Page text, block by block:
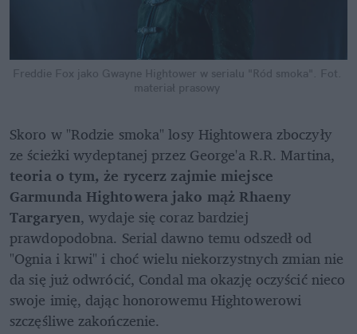
Freddie Fox jako Gwayne Hightower w serialu "Ród smoka". Fot.
materiał prasowy
Skoro w "Rodzie smoka" losy Hightowera zboczyły
teoria o tym, że rycerz zajmie miejsce
Garmunda Hightowera jako mąż Rhaeny
Targaryen, wydaje się coraz bardziej
prawdopodobna. Serial dawno temu odszedł od
"Ognia i krwi" i choć wielu niekorzystnych zmian nie
da się już odwrócić, Condal ma okazję oczyścić nieco
swoje imię, dając honorowemu Hightowerowi
szczęśliwe zakończenie.